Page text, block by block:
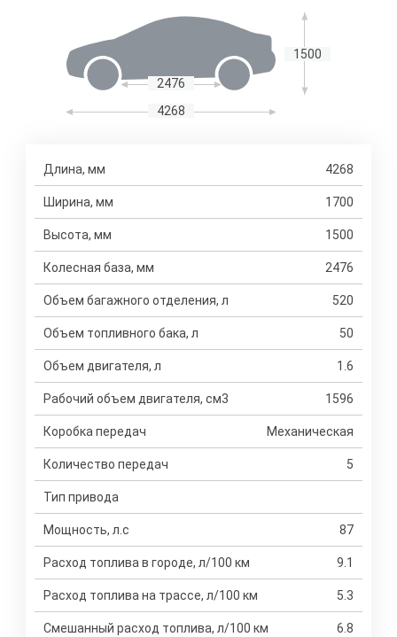
2476
1500
4268
Длина, мм 4268
Ширина, мм 1700
Высота, мм 1500
Колесная база, мм 2476
Объем багажного отделения, л 520
Объем топливного бака, л 50
Объем двигателя, л 1.6
Рабочий объем двигателя, см3 1596
Коробка передач Механическая
Количество передач 5
Тип привода
Мощность, л.с 87
Расход топлива в городе, л/100 км 9.1
Расход топлива на трассе, л/100 км 5.3
Смешанный расход топлива, л/100 км 6.8